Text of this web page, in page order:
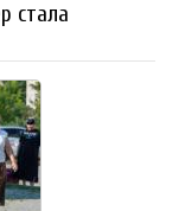
стала